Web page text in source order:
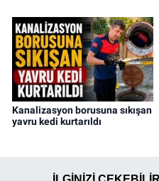
Kanalizasyon borusuna sıkışan
yavru kedi kurtarıldı